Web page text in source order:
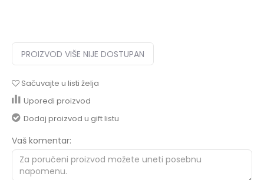
PROIZVOD VIŠE NIJE DOSTUPAN
Sačuvajte u listi želja
Uporedi proizvod
Dodaj proizvod u gift listu
Vaš komentar: